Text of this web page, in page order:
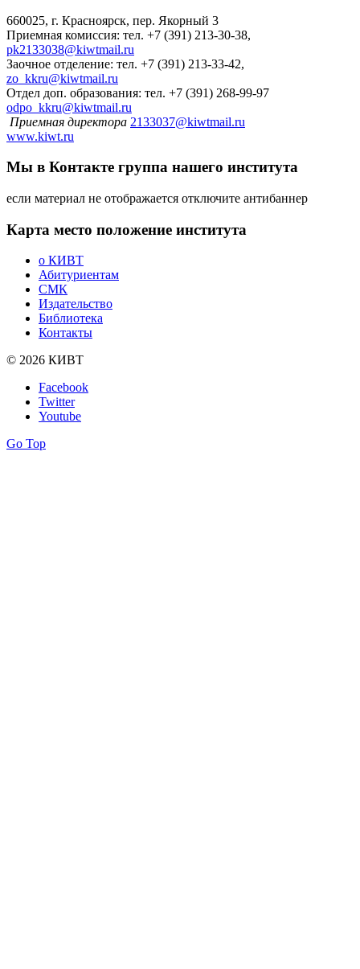
660025, г. Красноярск, пер. Якорный 3
Приемная комиссия: тел. +7 (391) 213-30-38,
pk2133038@kiwtmail.ru
Заочное отделение: тел. +7 (391) 213-33-42,
zo_kkru@kiwtmail.ru
Отдел доп. образования: тел. +7 (391) 268-99-97
odpo_kkru@kiwtmail.ru
Приемная директора 2133037@kiwtmail.ru
www.kiwt.ru
Мы в Контакте группа нашего института
если материал не отображается отключите антибаннер
Карта место положение института
о КИВТ
Абитуриентам
СМК
Издательство
Библиотека
Контакты
© 2026 КИВТ
Facebook
Twitter
Youtube
Go Top